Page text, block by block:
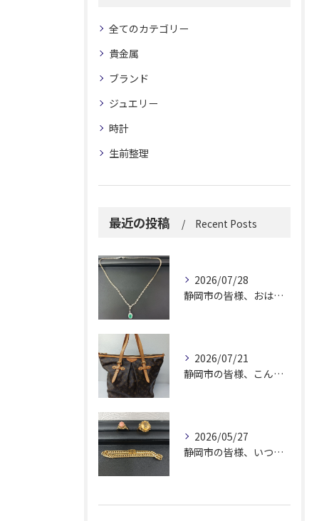
全てのカテゴリー
貴金属
ブランド
ジュエリー
時計
生前整理
最近の投稿 Recent Posts
2026/07/28
静岡市の皆様、おはようございます。
2026/07/21
静岡市の皆様、こんにちは！
2026/05/27
静岡市の皆様、いつも大変お世話になっております。